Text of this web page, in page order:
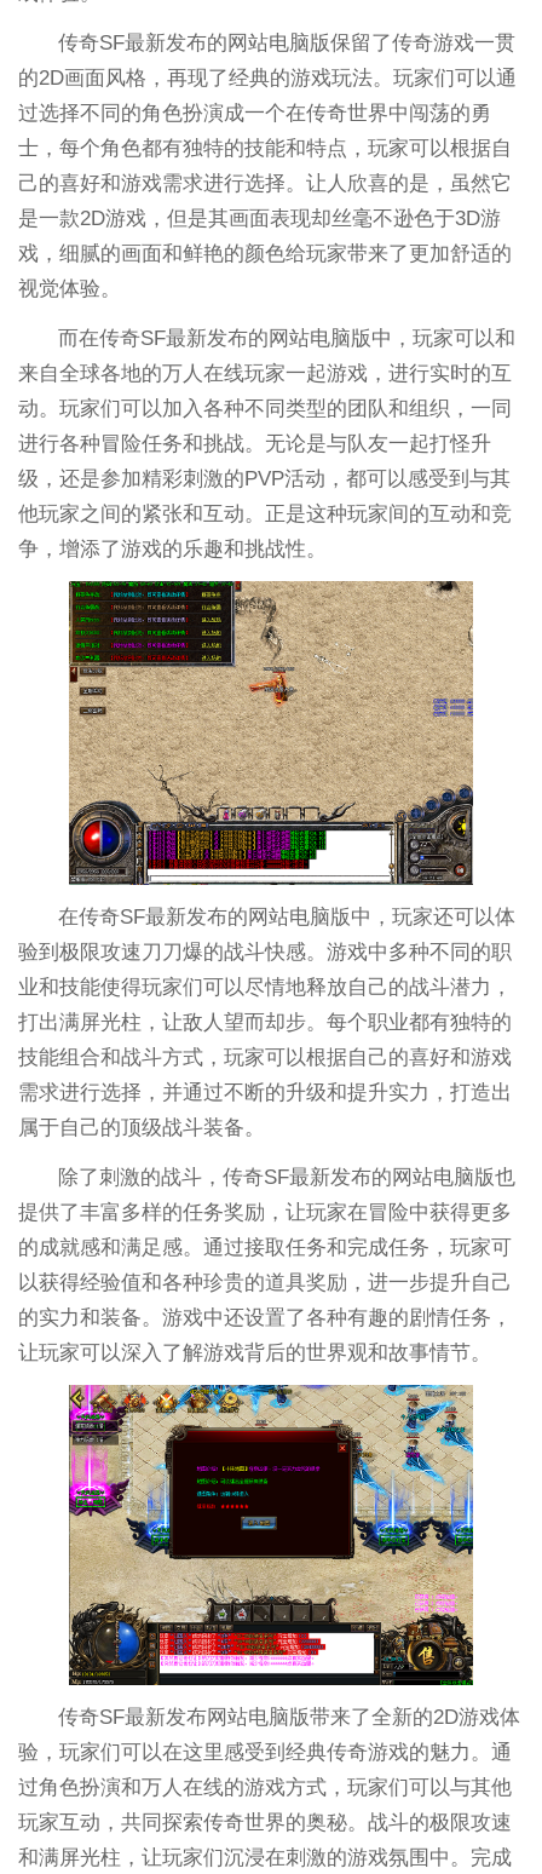
传奇SF最新发布的网站电脑版保留了传奇游戏一贯
的2D画面风格，再现了经典的游戏玩法。玩家们可以通
过选择不同的角色扮演成一个在传奇世界中闯荡的勇
士，每个角色都有独特的技能和特点，玩家可以根据自
己的喜好和游戏需求进行选择。让人欣喜的是，虽然它
是一款2D游戏，但是其画面表现却丝毫不逊色于3D游
戏，细腻的画面和鲜艳的颜色给玩家带来了更加舒适的
视觉体验。
而在传奇SF最新发布的网站电脑版中，玩家可以和
来自全球各地的万人在线玩家一起游戏，进行实时的互
动。玩家们可以加入各种不同类型的团队和组织，一同
进行各种冒险任务和挑战。无论是与队友一起打怪升
级，还是参加精彩刺激的PVP活动，都可以感受到与其
他玩家之间的紧张和互动。正是这种玩家间的互动和竞
争，增添了游戏的乐趣和挑战性。
在传奇SF最新发布的网站电脑版中，玩家还可以体
验到极限攻速刀刀爆的战斗快感。游戏中多种不同的职
业和技能使得玩家们可以尽情地释放自己的战斗潜力，
打出满屏光柱，让敌人望而却步。每个职业都有独特的
技能组合和战斗方式，玩家可以根据自己的喜好和游戏
需求进行选择，并通过不断的升级和提升实力，打造出
属于自己的顶级战斗装备。
除了刺激的战斗，传奇SF最新发布的网站电脑版也
提供了丰富多样的任务奖励，让玩家在冒险中获得更多
的成就感和满足感。通过接取任务和完成任务，玩家可
以获得经验值和各种珍贵的道具奖励，进一步提升自己
的实力和装备。游戏中还设置了各种有趣的剧情任务，
让玩家可以深入了解游戏背后的世界观和故事情节。
传奇SF最新发布网站电脑版带来了全新的2D游戏体
验，玩家们可以在这里感受到经典传奇游戏的魅力。通
过角色扮演和万人在线的游戏方式，玩家们可以与其他
玩家互动，共同探索传奇世界的奥秘。战斗的极限攻速
和满屏光柱，让玩家们沉浸在刺激的游戏氛围中。完成